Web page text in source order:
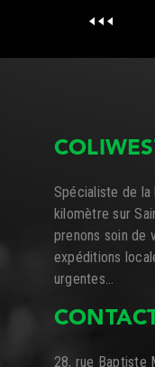
Spécialiste de la
kilomètre sur
prenons soin de
expéditions
urgentes…
28, rue Baptiste